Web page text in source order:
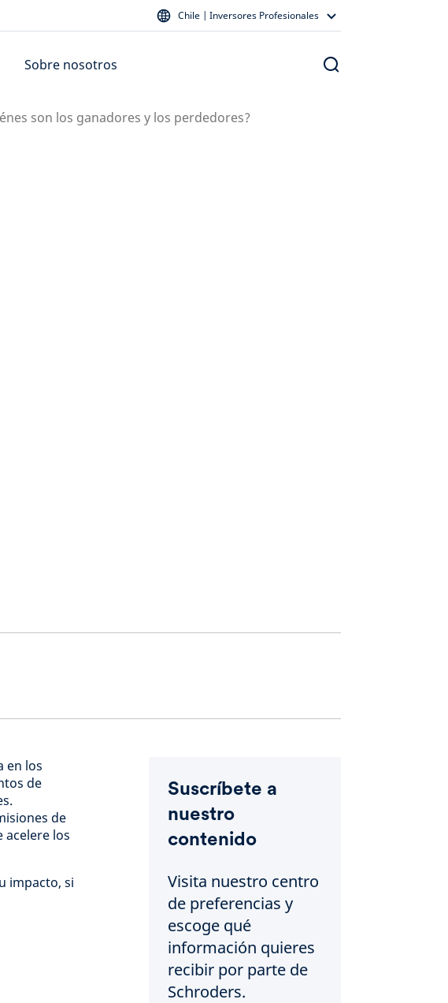
Chile | Inversores Profesionales
Sobre nosotros
son los ganadores y los perdedores?
en los
de
de
acelere los
impacto, si
Suscríbete a
nuestro
contenido
Visita nuestro centro
de preferencias y
escoge qué
información quieres
recibir por parte de
Schroders.